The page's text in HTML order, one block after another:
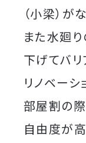
（小梁）が
また水廻
下げてバ
リノベー
部屋割の
自由度が高